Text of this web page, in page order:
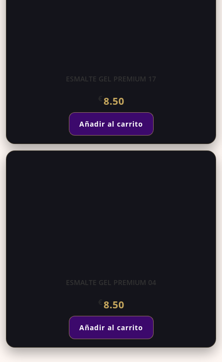
ESMALTE GEL PREMIUM 17
8.50
Añadir al carrito
ESMALTE GEL PREMIUM 04
8.50
Añadir al carrito